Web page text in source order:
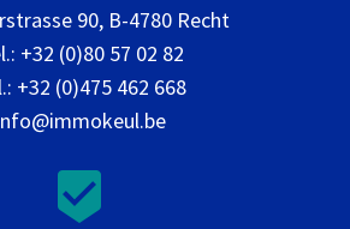
90, B-4780 Recht
+32 (0)80 57 02 82
+32 (0)475 462 668

